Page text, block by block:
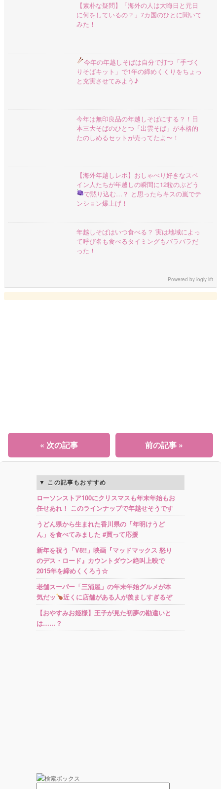
【素朴な疑問】「海外の人は大晦日と元日
に何をしているの？」7カ国のひとに聞いて
みた！
今年の年越しそばは自分で打つ 「手づく
りそばキット」で1年の締めくくりをちょっ
と充実させてみよう♪
今年は無印良品の年越しそばにする？！日
本三大そばのひとつ「出雲そば」が本格的
たのしめるセットが売ってたよ〜！
【海外年越しレポ】おしゃべり好きなスペ
イン人たちが年越しの瞬間に12粒のぶどう
で黙り込む…？ と思ったらキスの嵐でテ
ンション爆上げ！
年越しそばはいつ食べる？ 実は地域によっ
て呼び名も食べるタイミングもバラバラだ
った！
Powered bylogly lift
前の記事 »
« 次の記事
この記事もおすすめ
ローソンストア100にクリスマスも年末年始もお
任せあれ！ このラインナップで年越せそうです
うどん県から生まれた香川県の「年明けうど
ん」を食べてみました #買って応援
新年を祝う「V8!!」映画『マッドマックス 怒り
のデス・ロード』カウントダウン絶叫上映で
2015年を締めくくろう☆
老舗スーパー「三浦屋」の年末年始グルメが本
気だッ
近くに店舗がある人が羨ましすぎるぞ
【おやすみお姫様】王子が見た初夢の勘違いと
は……？